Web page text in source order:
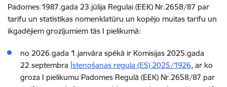
Padomes 1987.gada 23.jūlija Regulai (EEK) Nr.2658/87 par
tarifu un statistikas nomenklatūru un kopējo muitas tarifu un
ikgadējiem grozījumiem tās I pielikumā:
no 2026.gada 1.janvāra spēkā ir Komisijas 2025.gada
22.septembraĪstenošanas regula (ES) 2025/1926, ar ko
groza I pielikumu Padomes Regulā (EEK) Nr.2658/87 par